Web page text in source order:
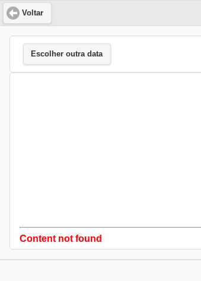
Voltar
Escolher outra data
Content not found